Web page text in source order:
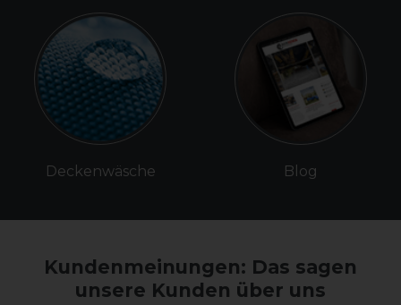
Deckenwäsche Blog
Kundenmeinungen: Das sagen
unsere Kunden über uns